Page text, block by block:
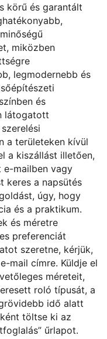
körű és garantált
miközben
legmodernebb és
és
látogatott
a területeken kívül
a kiszállást illetően,
e-mailben vagy
keres a napsütés
úgy, hogy
és a praktikum.
és méretre
preferenciát
szeretne, kérjük,
e-mail címre. Küldje el
méreteit,
roló típusát, a
idő alatt
töltse ki az
” űrlapot.